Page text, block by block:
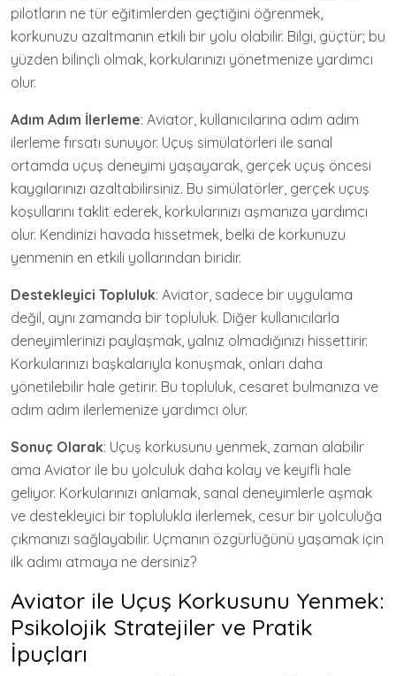
pilotların ne tür eğitimlerden geçtiğini öğrenmek,
korkunuzu azaltmanın etkili bir yolu olabilir. Bilgi, güçtür; bu
yüzden bilinçli olmak, korkularınızı yönetmenize yardımcı
olur.
Adım Adım İlerleme: Aviator, kullanıcılarına adım adım
ilerleme fırsatı sunuyor. Uçuş simülatörleri ile sanal
ortamda uçuş deneyimi yaşayarak, gerçek uçuş öncesi
kaygılarınızı azaltabilirsiniz. Bu simülatörler, gerçek uçuş
koşullarını taklit ederek, korkularınızı aşmanıza yardımcı
olur. Kendinizi havada hissetmek, belki de korkunuzu
yenmenin en etkili yollarından biridir.
Destekleyici Topluluk: Aviator, sadece bir uygulama
değil, aynı zamanda bir topluluk. Diğer kullanıcılarla
deneyimlerinizi paylaşmak, yalnız olmadığınızı hissettirir.
Korkularınızı başkalarıyla konuşmak, onları daha
yönetilebilir hale getirir. Bu topluluk, cesaret bulmanıza ve
adım adım ilerlemenize yardımcı olur.
Sonuç Olarak: Uçuş korkusunu yenmek, zaman alabilir
ama Aviator ile bu yolculuk daha kolay ve keyifli hale
geliyor. Korkularınızı anlamak, sanal deneyimlerle aşmak
ve destekleyici bir toplulukla ilerlemek, cesur bir yolculuğa
çıkmanızı sağlayabilir. Uçmanın özgürlüğünü yaşamak için
ilk adımı atmaya ne dersiniz?
Aviator ile Uçuş Korkusunu Yenmek:
Psikolojik Stratejiler ve Pratik
İpuçları